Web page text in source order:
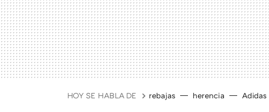
HOY SE HABLA DE rebajas herencia Adidas